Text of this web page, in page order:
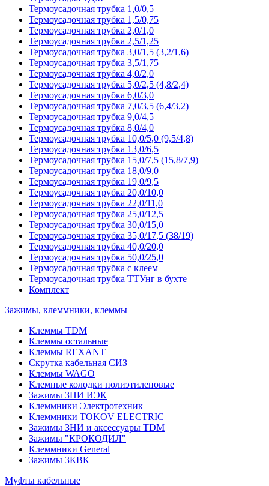
Термоусадочная трубка 1,0/0,5
Термоусадочная трубка 1,5/0,75
Термоусадочная трубка 2,0/1,0
Термоусадочная трубка 2,5/1,25
Термоусадочная трубка 3,0/1,5 (3,2/1,6)
Термоусадочная трубка 3,5/1,75
Термоусадочная трубка 4,0/2,0
Термоусадочная трубка 5,0/2,5 (4,8/2,4)
Термоусадочная трубка 6,0/3,0
Термоусадочная трубка 7,0/3,5 (6,4/3,2)
Термоусадочная трубка 9,0/4,5
Термоусадочная трубка 8,0/4,0
Термоусадочная трубка 10,0/5,0 (9,5/4,8)
Термоусадочная трубка 13,0/6,5
Термоусадочная трубка 15,0/7,5 (15,8/7,9)
Термоусадочная трубка 18,0/9,0
Термоусадочная трубка 19,0/9,5
Термоусадочная трубка 20,0/10,0
Термоусадочная трубка 22,0/11,0
Термоусадочная трубка 25,0/12,5
Термоусадочная трубка 30,0/15,0
Термоусадочная трубка 35,0/17,5 (38/19)
Термоусадочная трубка 40,0/20,0
Термоусадочная трубка 50,0/25,0
Термоусадочная трубка с клеем
Термоусадочная трубка ТТУнг в бухте
Комплект
Зажимы, клеммники, клеммы
Клеммы TDM
Клеммы остальные
Клеммы REXANT
Скрутка кабельная СИЗ
Клеммы WAGO
Клемные колодки полиэтиленовые
Зажимы ЗНИ ИЭК
Клеммники Электротехник
Клеммники TOKOV ELECTRIC
Зажимы ЗНИ и аксессуары TDM
Зажимы "КРОКОДИЛ"
Клеммники General
Зажимы 3КВК
Муфты кабельные